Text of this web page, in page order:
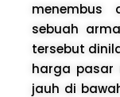
menembus
sebuah
tersebut
harga pasar
jauh di